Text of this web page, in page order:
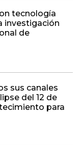
tecnología
investigación
de
sus canales
del 12 de
para